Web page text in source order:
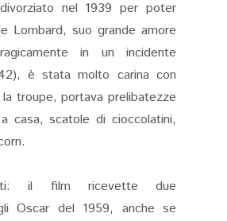
nel 1939 per poter
Lombard, suo grande amore
in un incidente
è stata molto carina con
troupe, portava prelibatezze
casa, scatole di cioccolatini,
il film ricevette due
Oscar del 1959, anche se